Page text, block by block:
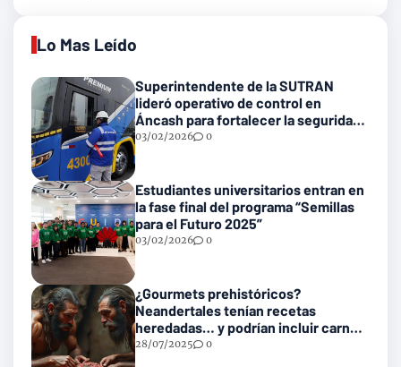
Lo Mas Leído
Superintendente de la SUTRAN
lideró operativo de control en
Áncash para fortalecer la seguridad
en las vías nacionales
03/02/2026 0
Estudiantes universitarios entran en
la fase final del programa “Semillas
para el Futuro 2025”
03/02/2026 0
¿Gourmets prehistóricos?
Neandertales tenían recetas
heredadas… y podrían incluir carne
con gusanos
28/07/2025 0